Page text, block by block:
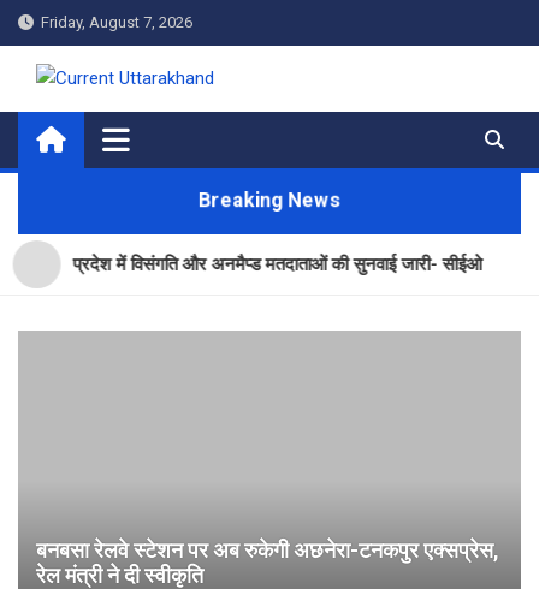
Skip
to
content
Friday, August 7, 2026
Current Uttarakhand
Breaking News
प्रदेश में विसंगति और अनमैप्ड मतदाताओं की सुनवाई जारी- सीईओ
बनबसा रेलवे स्टेशन पर अब रुकेगी अछनेरा-टनकपुर एक्सप्रेस,
रेल मंत्री ने दी स्वीकृति